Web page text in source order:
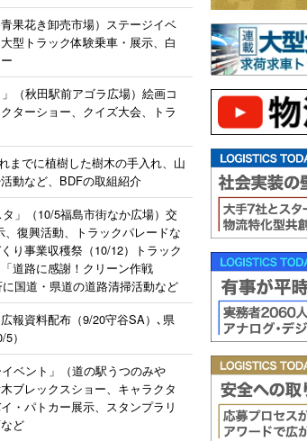
果花き卸売市場）ステージイベ
型トラック体験乗車・展示、白
（秋田駅前アゴラ広場）絵画コ
ターショー、クイズ大会、トラ
までに植樹した樹木の手入れ、山
動など、BDFの取組紹介
」（10/5福島市街なか広場）交
復興活動、トラックパレードな
り事業収穫祭（10/12）トラック
道路に感謝！クリーン作戦
国道・県道の道路清掃活動など
報資料配布（9/20守谷SA）､県
）
ベント」（道の駅うつのみや
ブレックスショー、キャラクタ
・パトカー展示、スタンプラリ
ど